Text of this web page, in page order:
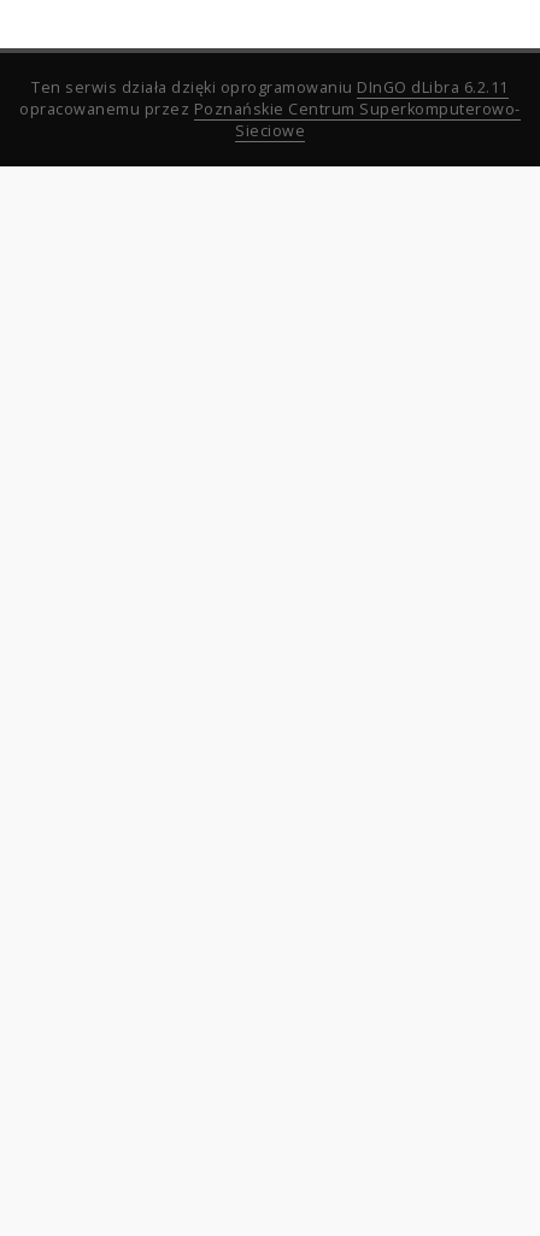
Ten serwis działa dzięki oprogramowaniu DInGO dLibra 6.2.11
opracowanemu przez Poznańskie Centrum Superkomputerowo-
Sieciowe